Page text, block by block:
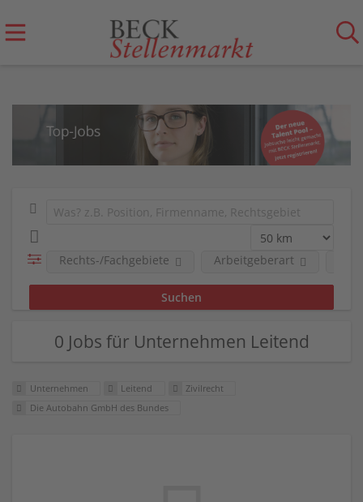
Rechts-/Fachgebiete Arbeitgeberart
0 Jobs für Unternehmen Leitend
Unternehmen Leitend
Zivilrecht
Die Autobahn GmbH des Bundes